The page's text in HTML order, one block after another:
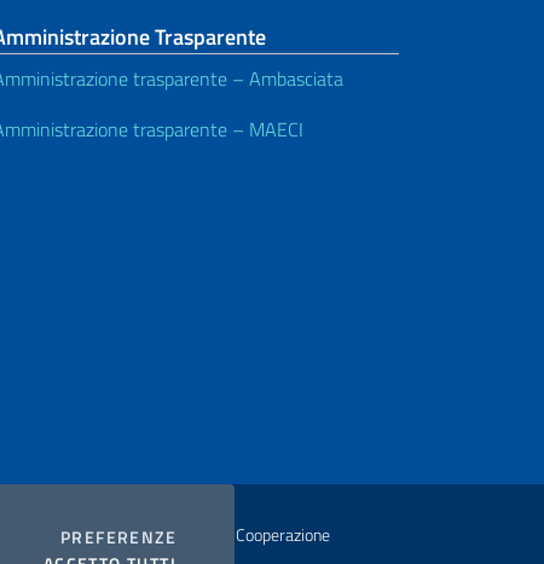
PREFERENZE COOKIES
Trasparente
trasparente – Ambasciata
trasparente – MAECI
degli Affari Esteri e della Cooperazione